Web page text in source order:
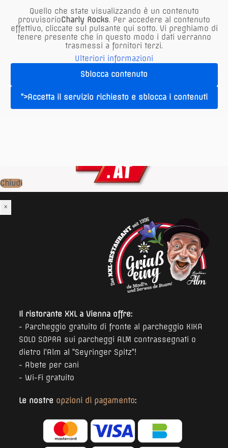
Il ristorante XXL a Vienna offre:
- Parcheggio gratuito di fronte al parcheggio KIKA
SOLO SOPRA sui parcheggi ALM contrassegnati o
dietro l'Alm al "Seyringer Spitz"!
- Abete per cani
- Wi-Fi gratuito
Le nostre opzioni di pagamento:
Quello che state visualizzando è un contenuto
provvisorioCharly Rocks. Per accedere al contenuto
effettivo, cliccate sul pulsante qui sotto. Vi preghiamo di
tenere presente che in questo modo i dati verranno
trasmessi a fornitori terzi.
Ulteriori informazioni
Sblocca contenuto
">Accetta il servizio richiesto e sblocca i contenuti
Chiudi
×